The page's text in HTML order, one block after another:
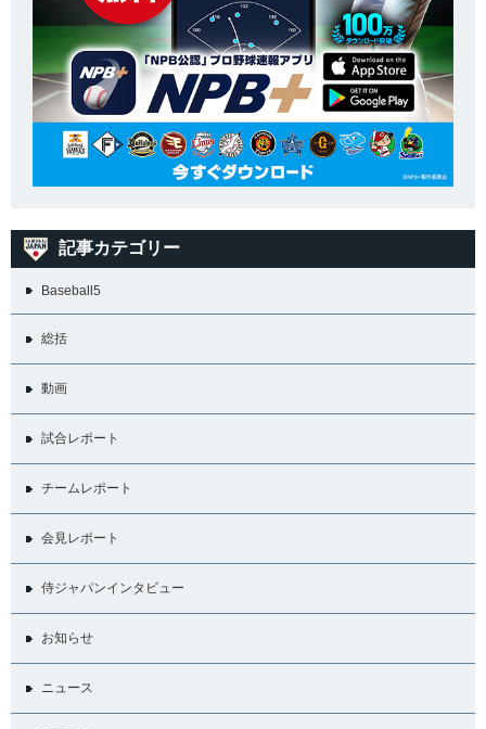
記事カテゴリー
Baseball5
総括
動画
試合レポート
チームレポート
会見レポート
侍ジャパンインタビュー
お知らせ
ニュース